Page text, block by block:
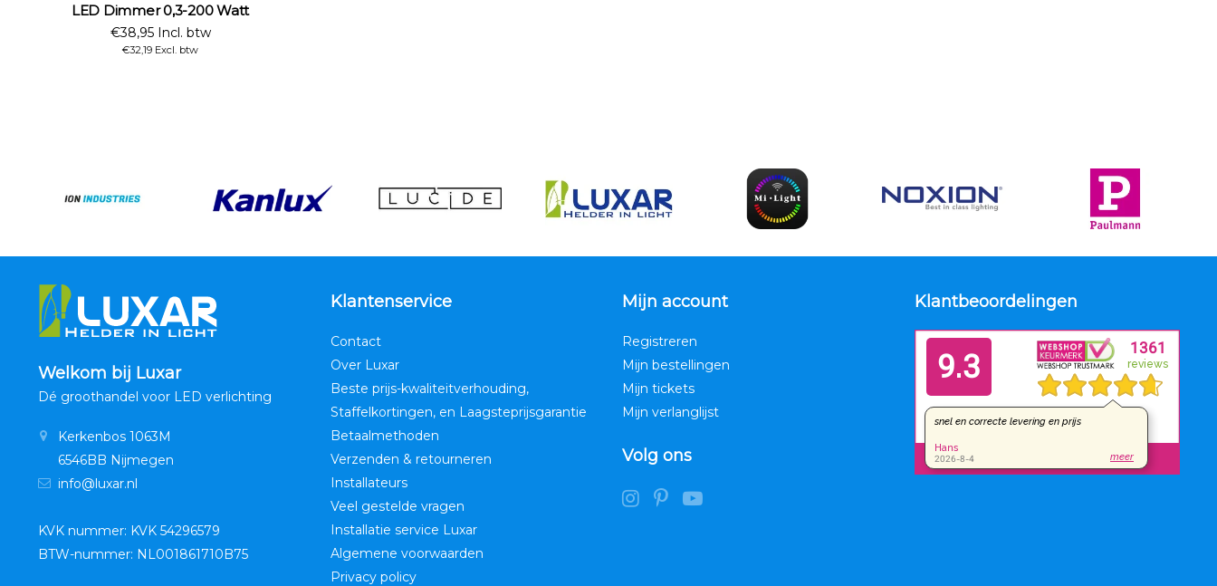
LED Dimmer 0,3-200 Watt
€38,95 Incl. btw
€32,19 Excl. btw
Welkom bij Luxar
Dé groothandel voor LED verlichting
Kerkenbos 1063M
6546BB Nijmegen
info@luxar.nl
KVK nummer: KVK 54296579
BTW-nummer: NL001861710B75
Klantenservice
Contact
Over Luxar
Beste prijs-kwaliteitverhouding,
Staffelkortingen, en Laagsteprijsgarantie
Betaalmethoden
Verzenden & retourneren
Installateurs
Veel gestelde vragen
Installatie service Luxar
Algemene voorwaarden
Privacy policy
Mijn account
Registreren
Mijn bestellingen
Mijn tickets
Mijn verlanglijst
Volg ons
Klantbeoordelingen